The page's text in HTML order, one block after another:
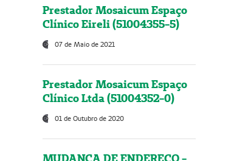
Prestador Mosaicum Espaço
Clínico Eireli (51004355-5)
07 de Maio de 2021
Prestador Mosaicum Espaço
Clínico Ltda (51004352-0)
01 de Outubro de 2020